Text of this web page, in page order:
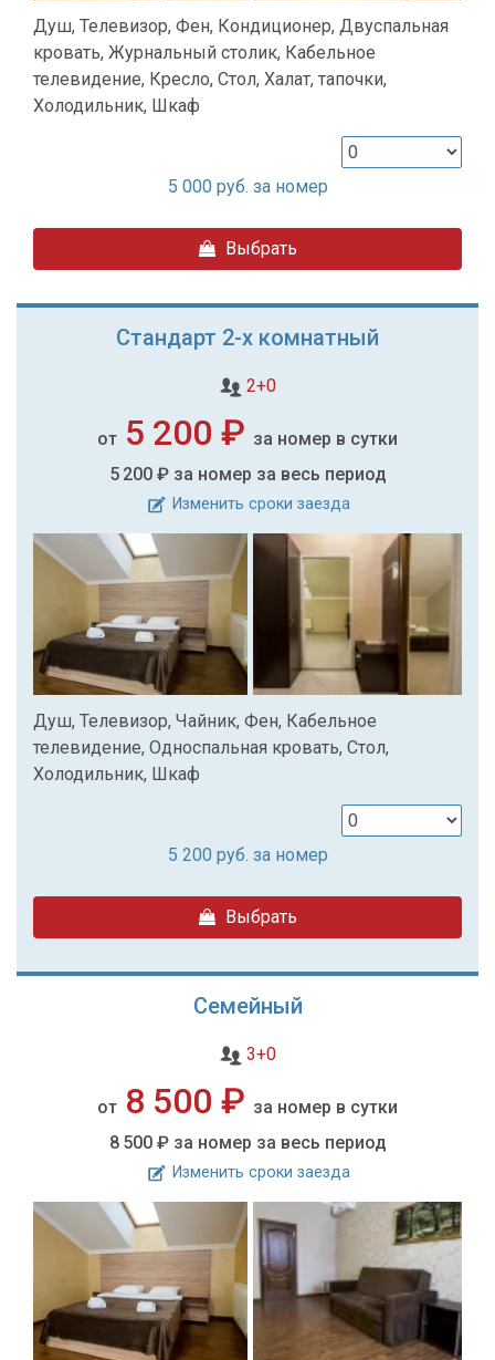
Душ, Телевизор, Фен, Кондиционер, Двуспальная
кровать, Журнальный столик, Кабельное
телевидение, Кресло, Стол, Халат, тапочки,
Холодильник, Шкаф
5 000 руб. за номер
Выбрать
Стандарт 2-х комнатный
2+0
от 5 200 ₽ за номер в сутки
5 200 ₽ за номер за весь период
Изменить сроки заезда
Душ, Телевизор, Чайник, Фен, Кабельное
телевидение, Односпальная кровать, Стол,
Холодильник, Шкаф
5 200 руб. за номер
Выбрать
Семейный
3+0
от 8 500 ₽ за номер в сутки
8 500 ₽ за номер за весь период
Изменить сроки заезда